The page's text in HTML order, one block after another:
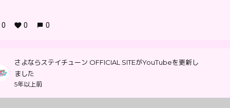
0 0 0
さよならステイチューン OFFICIAL SITEがYouTubeを更新し
ました
5年以上前